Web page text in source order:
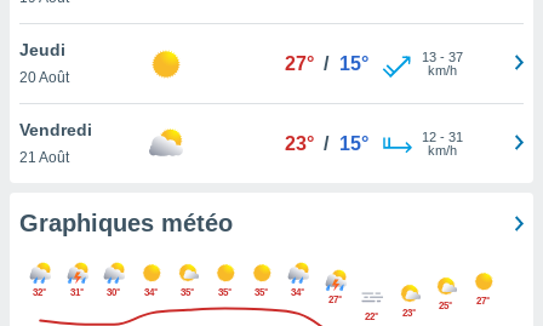
cas,
que
sur le
et que
ne
Jeudi
20 Août
27° / 15° 13- 37
km/h
Vendredi
21 Août
23° / 15° 12- 31
km/h
Graphiques météo
32° 31° 30° 34° 35° 35° 35° 34°
27°
22°
23°
25° 27°